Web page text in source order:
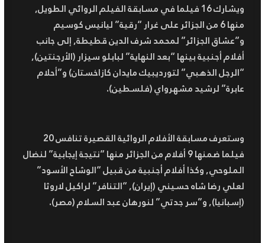
ويشارك 16 فيلما في مسابقة الفيلم الروائي الطويل,
منها 6 من الجزائر على غرار “رقية” ليانيس كوسيم
و”عشاق الجزائر” لمحمد شرف الدين قطيطة, إلى جانب
أفلام أجنبية بينها “بعد النهاية” لبابلو سيزار (الأرجنتين),
“الرجل الذهبي” لتورديبيك مايدان كازاخستان) و”أحلام
عابرة” لرشيد مشهرواي (فلسطين).
وستعرف مسابقة الأفلام الروائية القصيرة تنافس 20
فيلما ضمنها 9 أفلام من الجزائر منها “نتيجة إيجابية” لنضال
الملوحي, وكذا أفلام أجنبية من قبيل “الوشاح الأسود”
لعلي رضا شاه حسيني (إيران), “التنافر” لراكيل لاروثا
(إسبانيا), و”سر جدتي” لنورهان عبد السلام (مصر).